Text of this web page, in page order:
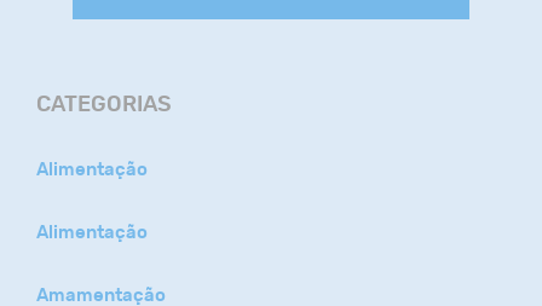
CATEGORIAS
Alimentação
Alimentação
Amamentação